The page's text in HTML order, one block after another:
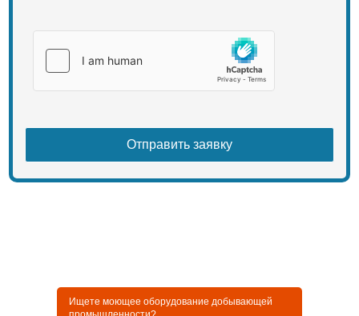
Ищете моющее оборудование добывающей